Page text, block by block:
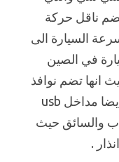
انها تضم ناقل حركة
وتأتى سرعة السيارة الى
في الصين
انها تضم نوافذ
كهربائية ومكيف هواء وباور وتضم أيضا مداخل usb
والسائق حيث
.